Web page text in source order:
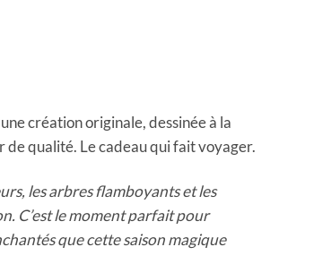
40.0
180.0
création originale, dessinée à la
de qualité. Le cadeau qui fait voyager.
les arbres flamboyants et les
C’est le moment parfait pour
que cette saison magique